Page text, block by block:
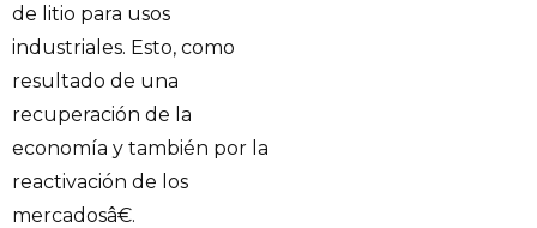
de litio para usos
industriales. Esto, como
resultado de una
recuperación de la
economía y también por la
reactivación de los
mercadosâ€.